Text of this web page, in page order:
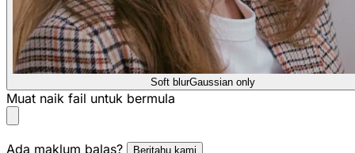
Soft blurGaussian only
Muat naik fail untuk bermula
Ada maklum balas? Beritahu kami